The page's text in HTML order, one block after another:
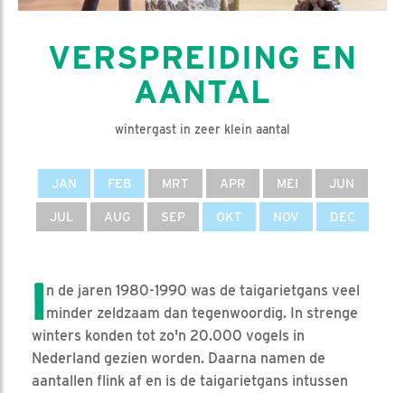
VERSPREIDING EN
AANTAL
wintergast in zeer klein aantal
JAN FEB MRT APR MEI JUN
JUL AUG SEP OKT NOV DEC
In de jaren 1980-1990 was de taigarietgans veel
minder zeldzaam dan tegenwoordig. In strenge
winters konden tot zo'n 20.000 vogels in
Nederland gezien worden. Daarna namen de
aantallen flink af en is de taigarietgans intussen